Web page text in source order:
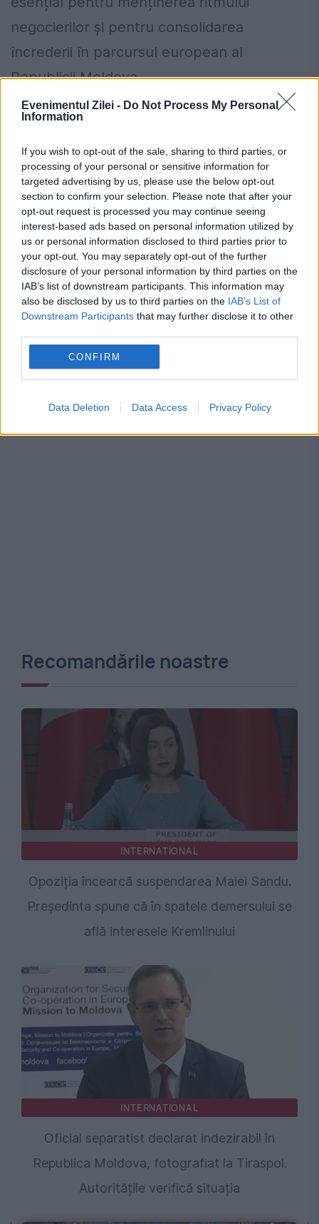
Evenimentul Zilei - Do Not Process My Personal
Information
If you wish to opt-out of the sale, sharing to third parties, or
processing of your personal or sensitive information for
targeted advertising by us, please use the below opt-out
section to confirm your selection. Please note that after your
opt-out request is processed you may continue seeing
interest-based ads based on personal information utilized by
us or personal information disclosed to third parties prior to
your opt-out. You may separately opt-out of the further
disclosure of your personal information by third parties on the
IAB’s list of downstream participants. This information may
also be disclosed by us to third parties on the IAB’s List of
Downstream Participants that may further disclose it to other
CONFIRM
Data Deletion Data Access Privacy Policy
negocierilor și pentru consolidarea
încrederii în parcursul european al
Republicii Moldova.
Cum se solicită pensia pentru limită de
din UE. Reguli privind calculul, plata și
condițiile de acordare
ANM schimbă prognoza: furtuni
puternice după caniculă. Harta
avertizărilor pentru următoarele trei zile
aderare maia sandu
Recomandările noastre
INTERNATIONAL
Opoziția încearcă suspendarea Maiei Sandu.
Președinta spune că în spatele demersului se
află interesele Kremlinului
INTERNATIONAL
Oficial separatist declarat indezirabil în
Republica Moldova, fotografiat la Tiraspol.
Autoritățile verifică situația